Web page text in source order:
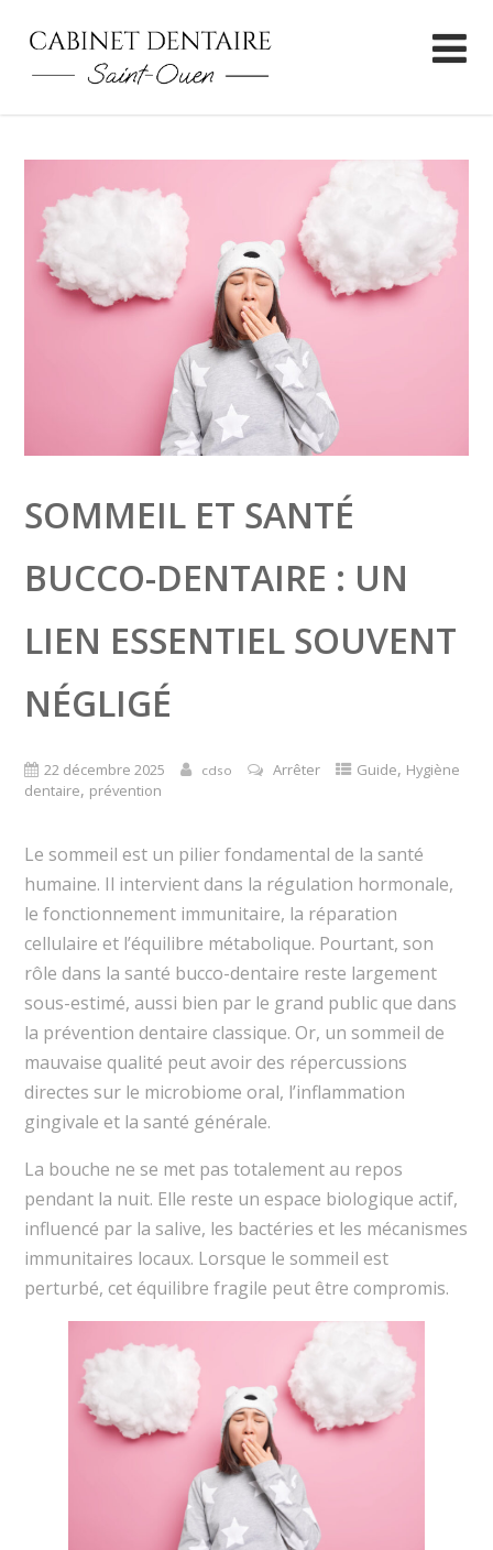
SOMMEIL ET SANTÉ
BUCCO-DENTAIRE : UN
LIEN ESSENTIEL SOUVENT
NÉGLIGÉ
22 décembre 2025 cdso Arrêter Guide, Hygiène
dentaire, prévention
Le sommeil est un pilier fondamental de la santé
humaine. Il intervient dans la régulation hormonale,
le fonctionnement immunitaire, la réparation
cellulaire et l’équilibre métabolique. Pourtant, son
rôle dans la santé bucco-dentaire reste largement
sous-estimé, aussi bien par le grand public que dans
la prévention dentaire classique. Or, un sommeil de
mauvaise qualité peut avoir des répercussions
directes sur le microbiome oral, l’inflammation
gingivale et la santé générale.
La bouche ne se met pas totalement au repos
pendant la nuit. Elle reste un espace biologique actif,
influencé par la salive, les bactéries et les mécanismes
immunitaires locaux. Lorsque le sommeil est
perturbé, cet équilibre fragile peut être compromis.